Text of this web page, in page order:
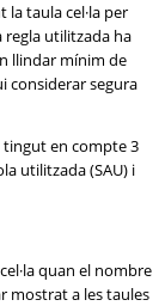
la taula cel·la per
regla utilitzada ha
llindar mínim de
considerar segura
tingut en compte 3
utilitzada (SAU) i
quan el nombre
mostrat a les taules